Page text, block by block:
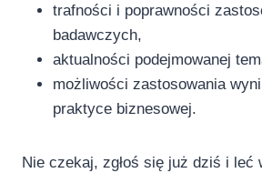
trafności i poprawności
badawczych,
aktualności podejmowanej
możliwości zastosowania
praktyce biznesowej.
Nie czekaj, zgłoś się już dziś i leć